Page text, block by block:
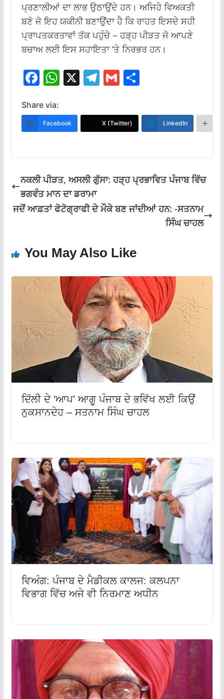
ਪ੍ਰਣਾਲੀਆਂ ਦਾ ਲਾਭ ਉਠਾਉਂਦੇ ਹਨ। ਅਜਿਹੇ ਵਿਅਕਤੀ
ਬਣੋ ਜੋ ਇਹ ਯਕੀਨੀ ਬਣਾਉਂਦਾ ਹੈ ਕਿ ਰਾਹਤ ਇਸਦੇ ਸਹੀ
ਪ੍ਰਾਪਤਕਰਤਾਵਾਂ ਤੱਕ ਪਹੁੰਚੇ – ਹੜ੍ਹ ਪੀੜਤ ਜੋ ਆਪਣੇ
ਬਚਾਅ ਲਈ ਇਸ ਸਹਾਇਤਾ ‘ਤੇ ਨਿਰਭਰ ਹਨ।
F
e
b
k
W
at
s
p
X T
e
gr
G
ai
l
S
ar
e
Share via:
Facebook X (Twitter) LinkedIn
ਨਕਲੀ ਪੀੜਤ, ਅਸਲੀ ਗੁੱਸਾ: ਹੜ੍ਹ ਪ੍ਰਭਾਵਿਤ ਪੰਜਾਬ ਵਿੱਚ
ਭਗਵੰਤ ਮਾਨ ਦਾ ਡਰਾਮਾ
ਜਦੋਂ ਆਫ਼ਤਾਂ ਫੋਟੋਗ੍ਰਾਫੀ ਦੇ ਮੌਕੇ ਬਣ ਜਾਂਦੀਆਂ ਹਨ: -ਸਤਨਾਮ
ਸਿੰਘ ਚਾਹਲ
You May Also Like
ਦਿੱਲੀ ਦੇ ‘ਆਪ’ ਆਗੂ ਪੰਜਾਬ ਦੇ ਭਵਿੱਖ ਲਈ ਕਿਉਂ
ਨੁਕਸਾਨਦੇਹ – ਸਤਨਾਮ ਸਿੰਘ ਚਾਹਲ
ਵਿਅੰਗ: ਪੰਜਾਬ ਦੇ ਮੈਡੀਕਲ ਕਾਲਜ: ਕਲਪਨਾ
ਵਿਭਾਗ ਵਿੱਚ ਅਜੇ ਵੀ ਨਿਰਮਾਣ ਅਧੀਨ